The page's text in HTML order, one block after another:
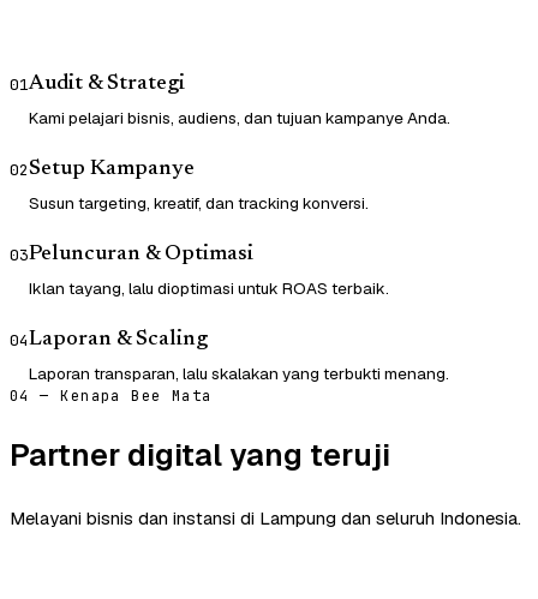
01Audit & Strategi
Kami pelajari bisnis, audiens, dan tujuan kampanye Anda.
02Setup Kampanye
Susun targeting, kreatif, dan tracking konversi.
03Peluncuran & Optimasi
Iklan tayang, lalu dioptimasi untuk ROAS terbaik.
04Laporan & Scaling
Laporan transparan, lalu skalakan yang terbukti menang.
04 — Kenapa Bee Mata
Partner digital yang teruji
Melayani bisnis dan instansi di Lampung dan seluruh Indonesia.